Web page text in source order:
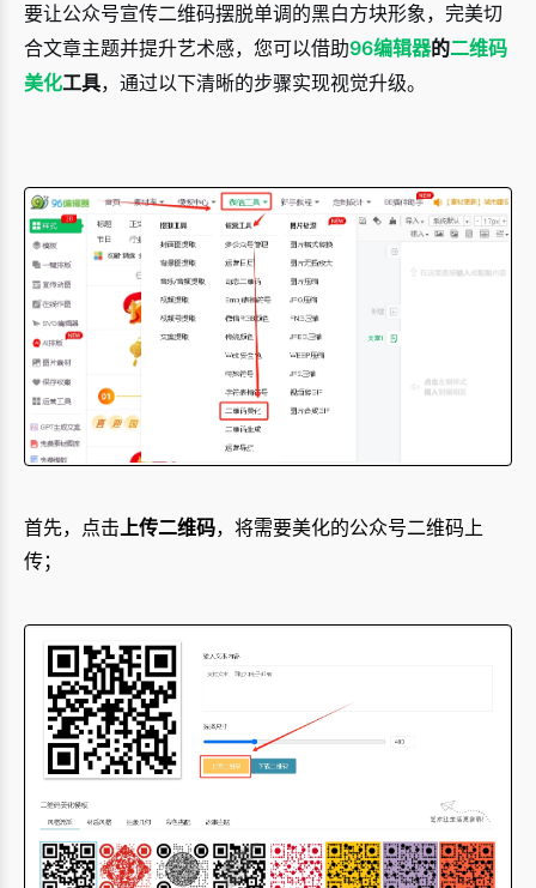
要让公众号宣传二维码摆脱单调的黑白方块形象，完美切
合文章主题并提升艺术感，您可以借助96编辑器的二维码
美化工具，通过以下清晰的步骤实现视觉升级。
首先，点击 上传二维码，将需要美化的公众号二维码上
传；